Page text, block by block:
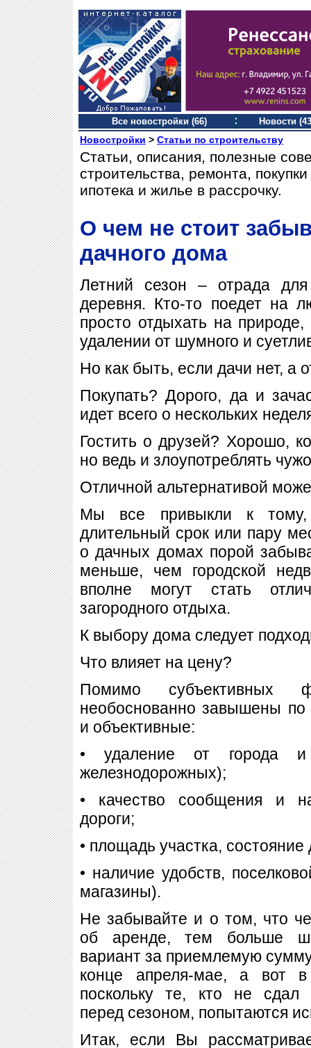
Все новостройки (66) Новости
Новостройки > Статьи по строительству
Статьи, описания, полезные
строительства, ремонта,
ипотека и жилье в рассрочку.
О чем не стоит
дачного дома
Летний сезон – отрада
деревня. Кто-то поедет на
просто отдыхать на
удалении от шумного и
Но как быть, если дачи нет, а
Покупать? Дорого, да и
идет всего о нескольких
Гостить о друзей? Хорошо,
но ведь и злоупотреблять
Отличной альтернативой
Мы все привыкли к тому,
длительный срок или пару
о дачных домах порой
меньше, чем городской
вполне могут стать
загородного отдыха.
К выбору дома следует
Что влияет на цену?
Помимо субъективных
необоснованно завышены
и объективные:
• удаление от города и
железнодорожных);
• качество сообщения и
дороги;
• площадь участка,
• наличие удобств,
магазины).
Не забывайте и о том, что
об аренде, тем больше
вариант за приемлемую
конце апреля-мае, а вот
поскольку те, кто не сдал
перед сезоном, попытаются
Итак, если Вы